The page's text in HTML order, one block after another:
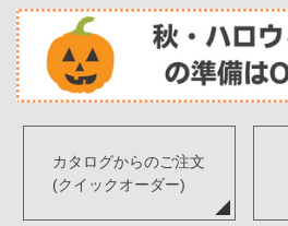
カタログからのご注文
(クイックオーダー)